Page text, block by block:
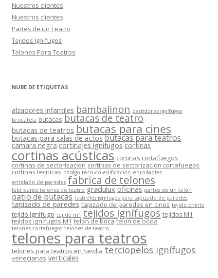
Nuestros clientes
Nuestros clientes
Partes de un Teatro
Tejidos Ignífugos
Telones Para Teatros
NUBE DE ETIQUETAS
alzadores infantiles bambalinon bastidores ignífugos
brocatela butacas butacas de teatro
butacas de teatros butacas para cines
butacas para salas de actos butacas para teatros
camara negra cortinajes ignífugos cortinas
cortinas acústicas cortinas cortafuegos
cortinas de sectorizacion cortinas de sectorizacion cortafuegos
cortinas tecnicas código técnico edificación enrollables
entelado de paredes fabrica de telones
fabricante telones de teatro gradulux oficinas partes de un telón
patio de butacas rastreles ignífugos para tapizado de paredes
tapizado de paredes tapizado de paredes en cines tejido chintz
tejido ignífugo tejido m1 tejidos ignífugos tejidos M1
tejídos ignífugos M1 telon de boca telon de boda
telones cortafuegos telones de teatro
telones para teatros
telones para teatros en Sevilla terciopelos ignífugos
venecianas verticales